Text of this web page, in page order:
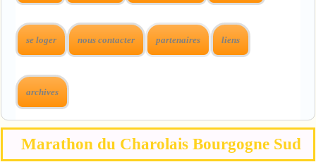
se loger nous contacter partenaires liens
archives
Marathon du Charolais Bourgogne Sud